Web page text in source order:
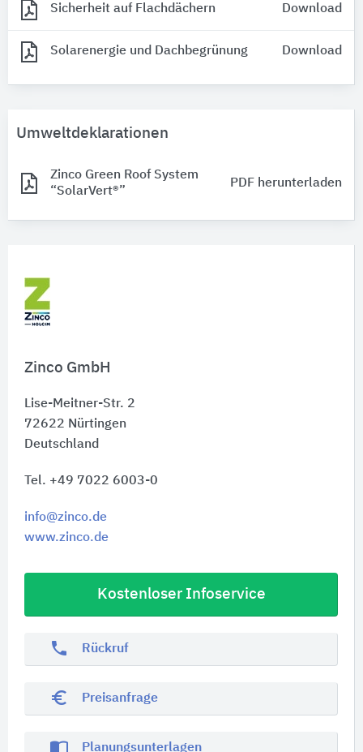
Zinco GmbH
Lise-Meitner-Str. 2
72622 Nürtingen
Deutschland
Tel. +49 7022 6003-0
info@zinco.de
www.zinco.de
Kostenloser Infoservice
phone Rückruf
euro_symbol Preisanfrage
import_contacts Planungsunterlagen
Sicherheit auf Flachdächern Download
Solarenergie und Dachbegrünung Download
Umweltdeklarationen
Zinco Green Roof System
“SolarVert®”
PDF herunterladen